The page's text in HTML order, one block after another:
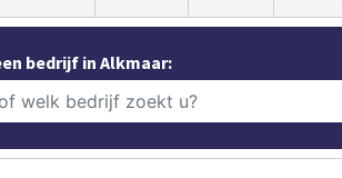
bedrijf in Alkmaar: